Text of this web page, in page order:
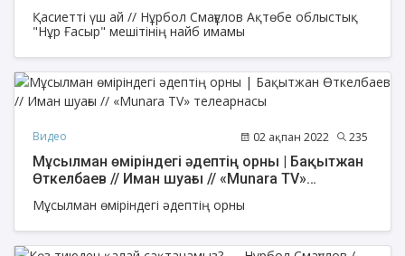
Қасиетті үш ай // Нұрбол Смағұлов Ақтөбе облыстық
"Нұр Ғасыр" мешітінің найб имамы
Видео 02 ақпан 2022 235
Мұсылман өміріндегі әдептің орны | Бақытжан
Өткелбаев // Иман шуағы // «Munara TV»
Мұсылман өміріндегі әдептің орны